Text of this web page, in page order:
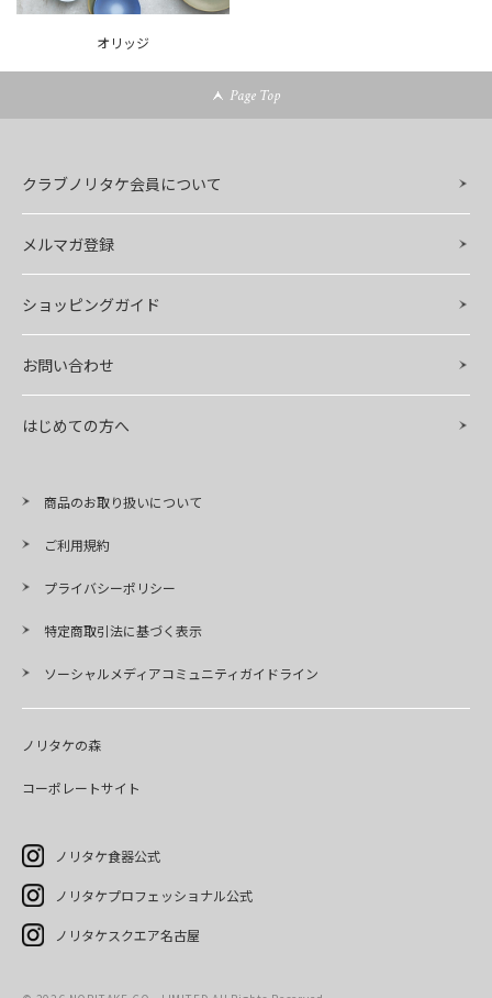
オリッジ
Page Top
クラブノリタケ会員について
メルマガ登録
ショッピングガイド
お問い合わせ
はじめての方へ
商品のお取り扱いについて
ご利用規約
プライバシーポリシー
特定商取引法に基づく表示
ソーシャルメディアコミュニティガイドライン
ノリタケの森
コーポレートサイト
ノリタケ食器公式
ノリタケプロフェッショナル公式
ノリタケスクエア名古屋